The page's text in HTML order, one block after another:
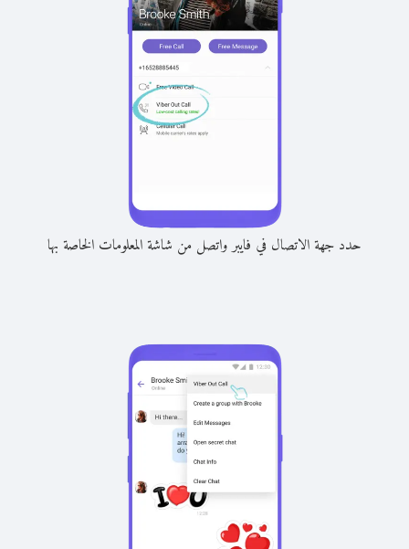
حدد جهة الاتصال في فايبر واتصل من شاشة المعلومات الخاصة بها